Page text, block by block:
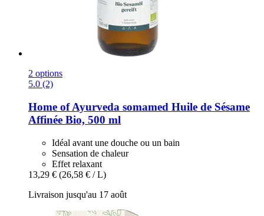
2 options
5.0 (2)
Home of Ayurveda somamed Huile de Sésame
Affinée Bio, 500 ml
Idéal avant une douche ou un bain
Sensation de chaleur
Effet relaxant
13,29 € (26,58 € / L)
Livraison jusqu'au 17 août